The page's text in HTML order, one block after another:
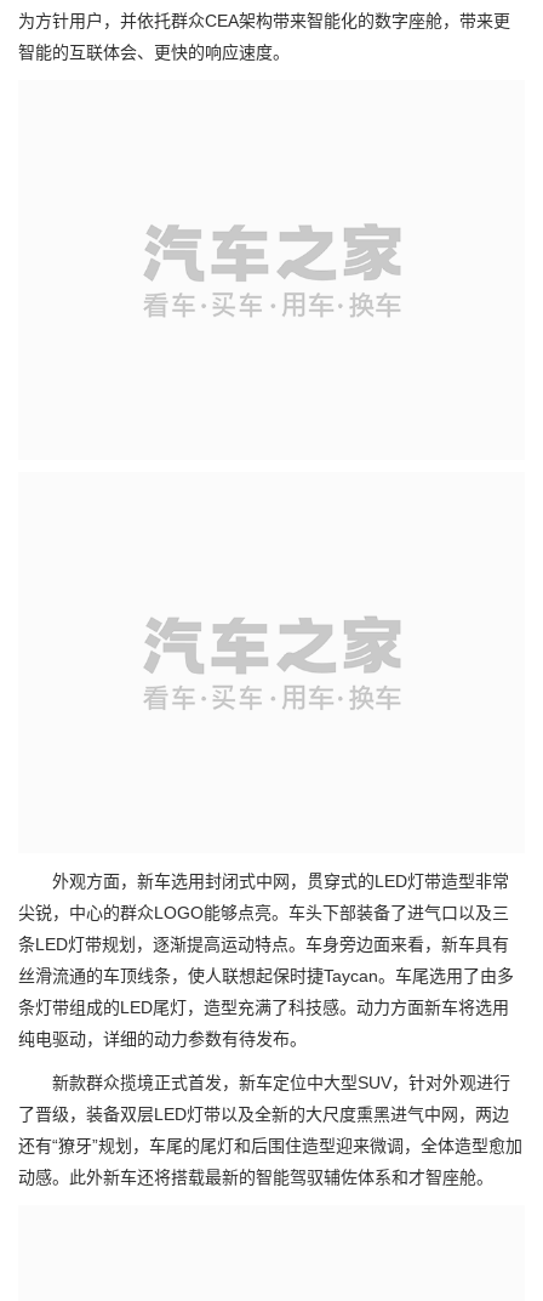
为方针用户，并依托群众CEA架构带来智能化的数字座舱，带来更
智能的互联体会、更快的响应速度。
外观方面，新车选用封闭式中网，贯穿式的LED灯带造型非常
尖锐，中心的群众LOGO能够点亮。车头下部装备了进气口以及三
条LED灯带规划，逐渐提高运动特点。车身旁边面来看，新车具有
丝滑流通的车顶线条，使人联想起保时捷Taycan。车尾选用了由多
条灯带组成的LED尾灯，造型充满了科技感。动力方面新车将选用
纯电驱动，详细的动力参数有待发布。
新款群众揽境正式首发，新车定位中大型SUV，针对外观进行
了晋级，装备双层LED灯带以及全新的大尺度熏黑进气中网，两边
还有“獠牙”规划，车尾的尾灯和后围住造型迎来微调，全体造型愈加
动感。此外新车还将搭载最新的智能驾驭辅佐体系和才智座舱。